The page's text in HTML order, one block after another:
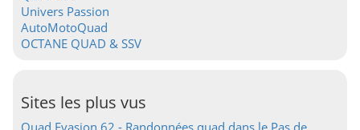
Univers Passion
AutoMotoQuad
OCTANE QUAD & SSV
Sites les plus vus
Quad Evasion 62 - Randonnées quad dans le Pas de